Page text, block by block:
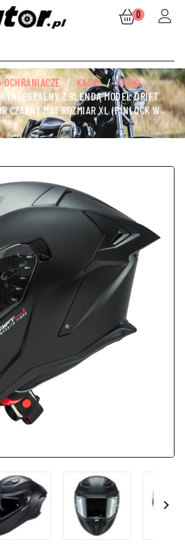
0
OCHRANIACZE KASKI
KASKI
INTEGRALNY Z BLENDĄ MODEL DRIFT
CZARNY MAT ROZMIAR XL (PINLOCK W
